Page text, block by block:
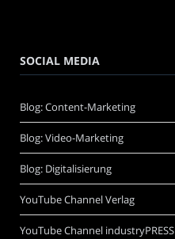
SOCIAL MEDIA
Blog: Content-Marketing
Blog: Video-Marketing
Blog: Digitalisierung
YouTube Channel Verlag
YouTube Channel industryPRESS